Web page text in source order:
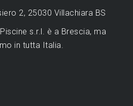
2, 25030 Villachiara BS
s.r.l. è a Brescia, ma
in tutta Italia.